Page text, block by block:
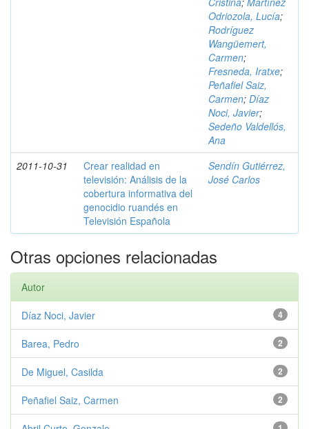
Odriozola, Lucía;
Rodríguez
Wangüemert,
Carmen;
Fresneda, Iratxe;
Peñafiel Saiz,
Carmen; Díaz
Noci, Javier;
Sedeño Valdellós,
Ana
2011-10-31
Crear realidad en
televisión: Análisis de la
cobertura informativa del
genocidio ruandés en
Televisión Española
Sendín Gutiérrez,
José Carlos
Otras opciones relacionadas
Autor
4
Díaz Noci, Javier
2
Barea, Pedro
2
De Miguel, Casilda
2
Peñafiel Saiz, Carmen